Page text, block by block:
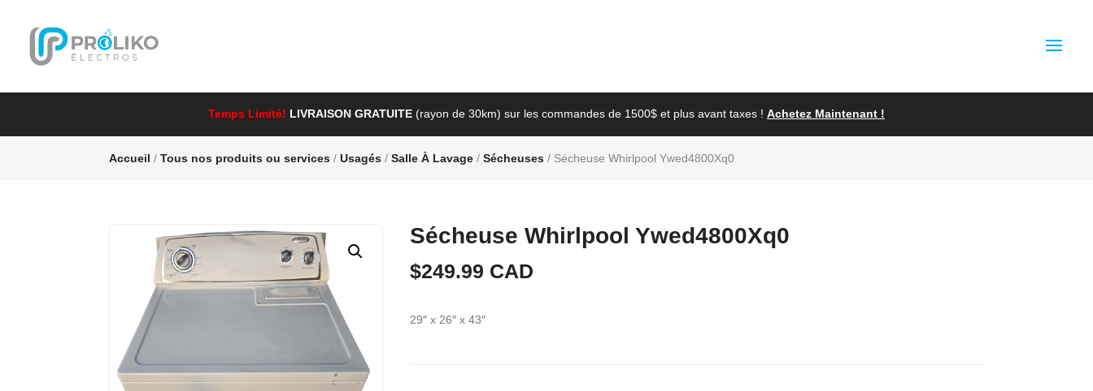
Temps Limité! LIVRAISON GRATUITE (rayon de 30km) sur les commandes de 1500$ et plus avant taxes ! Achetez Maintenant !
Accueil /Tous nos produits ou services /Usagés /Salle À Lavage /Sécheuses / Sécheuse Whirlpool Ywed4800Xq0
Sécheuse Whirlpool Ywed4800Xq0
$249.99 CAD
29″ x 26″ x 43″